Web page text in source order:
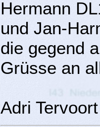
Hermann
und Jan-
die gegend
Grüsse an
Adri